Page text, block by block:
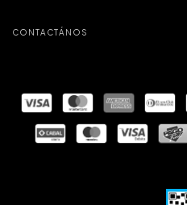
CONTACTÁNOS